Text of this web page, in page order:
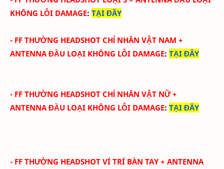
KHÔNG LỖI DAMAGE: TẠI ĐÂY
- FF THƯỜNG HEADSHOT CHỈ NHÂN VẬT NAM +
ANTENNA ĐẦU LOẠI KHÔNG LỖI DAMAGE: TẠI ĐÂY
- FF THƯỜNG HEADSHOT CHỈ NHÂN VẬT NỮ+
ANTENNA ĐẦU LOẠI KHÔNG LỖI DAMAGE: TẠI ĐÂY
- FF THƯỜNG HEADSHOT VÍ TRÍ BÀN TAY+ ANTENNA